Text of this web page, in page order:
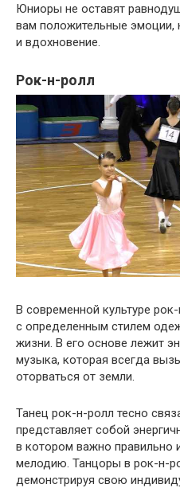
Юниоры не оставят
вам положительные эмоции,
и вдохновение.
Рок-н-ролл
В современной культуре
с определенным стилем
жизни. В его основе лежит
музыка, которая всегда
оторваться от земли.
Танец рок-н-ролл тесно
представляет собой
в котором важно правильно
мелодию. Танцоры в рок-н-
демонстрируя свою